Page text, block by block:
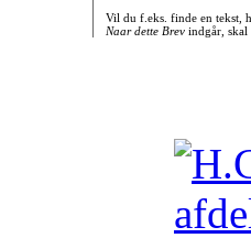
Vil du f.eks. finde en tekst,
Naar dette Brevindgår, skal